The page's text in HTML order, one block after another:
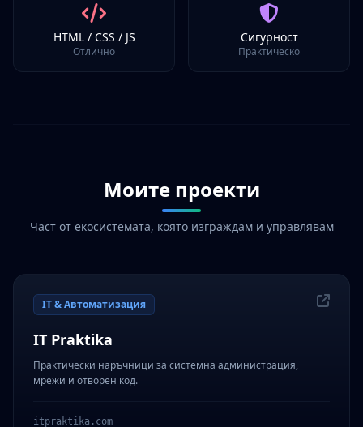
HTML / CSS / JS
Отлично
Сигурност
Практическо
Моите проекти
Част от екосистемата, която изграждам и управлявам
IT & Автоматизация
IT Praktika
Практически наръчници за системна администрация,
мрежи и отворен код.
itpraktika.com